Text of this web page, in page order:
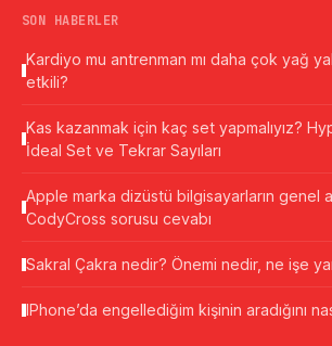
SON HABERLER
Kardiyo mu antrenman mı daha çok yağ
etkili?
Kas kazanmak için kaç set yapmalıyız?
İdeal Set ve Tekrar Sayıları
Apple marka dizüstü bilgisayarların genel
CodyCross sorusu cevabı
Sakral Çakra nedir? Önemi nedir, ne işe
IPhone’da engellediğim kişinin aradığını